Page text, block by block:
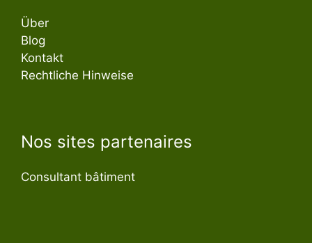
Über
Blog
Kontakt
Rechtliche Hinweise
Nos sites partenaires
Consultant bâtiment